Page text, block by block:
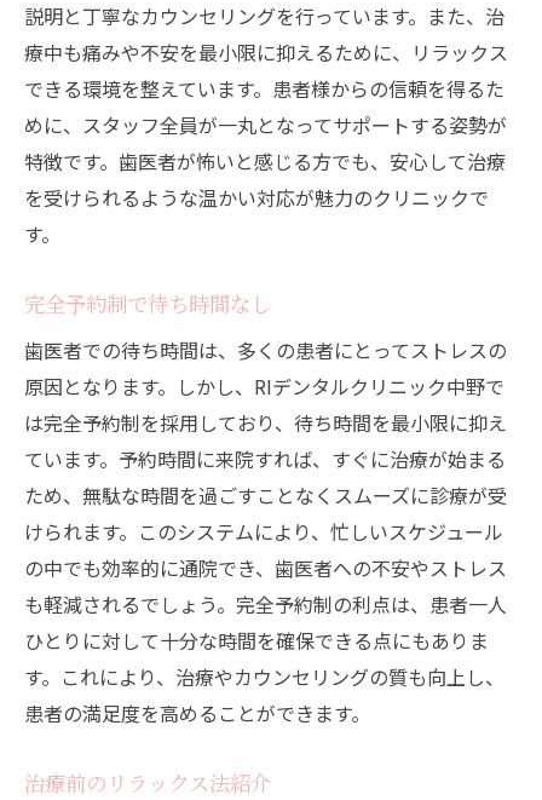
説明と丁寧なカウンセリングを行っています。また、治
療中も痛みや不安を最小限に抑えるために、リラックス
できる環境を整えています。患者様からの信頼を得るた
めに、スタッフ全員が一丸となってサポートする姿勢が
特徴です。歯医者が怖いと感じる方でも、安心して治療
を受けられるような温かい対応が魅力のクリニックで
す。
完全予約制で待ち時間なし
歯医者での待ち時間は、多くの患者にとってストレスの
原因となります。しかし、RIデンタルクリニック中野で
は完全予約制を採用しており、待ち時間を最小限に抑え
ています。予約時間に来院すれば、すぐに治療が始まる
ため、無駄な時間を過ごすことなくスムーズに診療が受
けられます。このシステムにより、忙しいスケジュール
の中でも効率的に通院でき、歯医者への不安やストレス
も軽減されるでしょう。完全予約制の利点は、患者一人
ひとりに対して十分な時間を確保できる点にもありま
す。これにより、治療やカウンセリングの質も向上し、
患者の満足度を高めることができます。
治療前のリラックス法紹介